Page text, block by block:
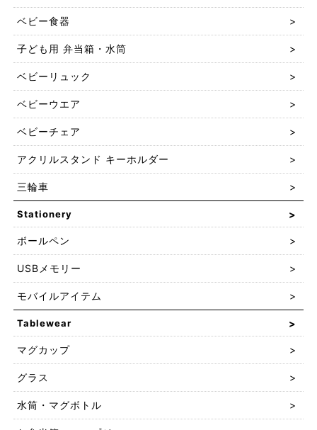
ベビー食器
子ども用 弁当箱・水筒
ベビーリュック
ベビーウエア
ベビーチェア
アクリルスタンド キーホルダー
三輪車
Stationery
ボールペン
USBメモリー
モバイルアイテム
Tablewear
マグカップ
グラス
水筒・マグボトル